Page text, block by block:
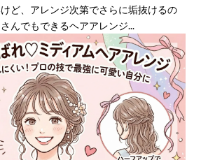
ど、アレンジ次第でさらに垢抜けるの
んでもできるヘアアレンジ...